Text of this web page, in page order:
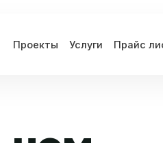
Проекты Услуги Прайс